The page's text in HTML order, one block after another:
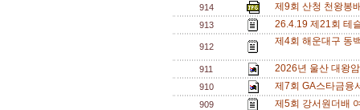
914 제9회 산청 천왕봉
913 26.4.19 제21회 테
912 제4회 해운대구 동
911 2026년 울산 대왕
910 제7회 GA스타금융
909 제5회 강서원더배